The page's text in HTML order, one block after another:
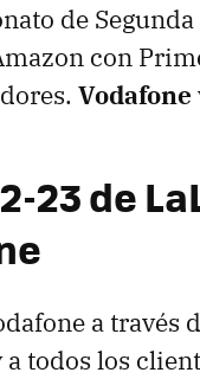
de
con
23 de
a través
todos los